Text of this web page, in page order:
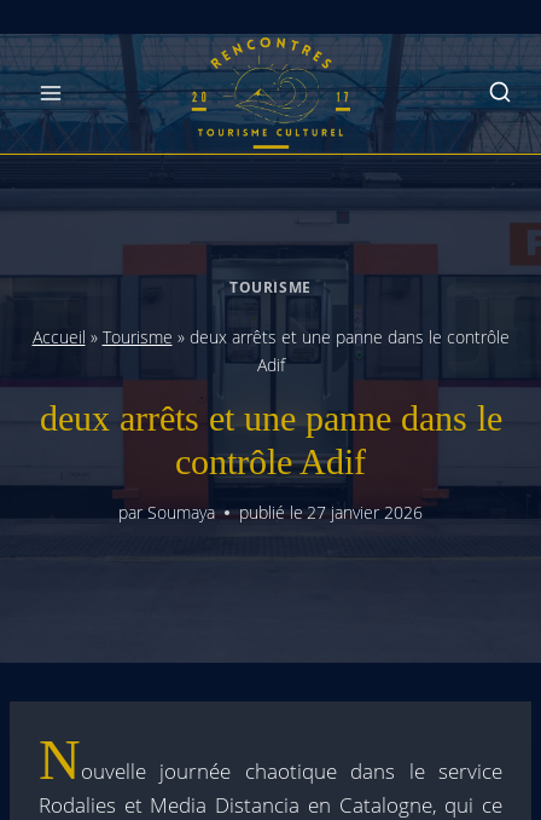
Skip
to
content
TOURISME
Accueil » Tourisme » deux arrêts et une panne dans le contrôle
Adif
deux arrêts et une panne dans le
contrôle Adif
parSoumaya publié le 27 janvier 2026
Nouvelle journée chaotique dans le service
Rodalies et Media Distancia en Catalogne, qui ce